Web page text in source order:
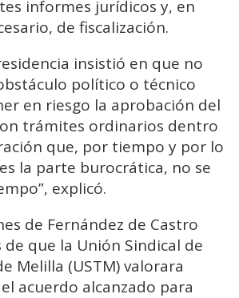
informes jurídicos y, en
de fiscalización.
insistió en que no
político o técnico
en riesgo la aprobación del
trámites ordinarios dentro
que, por tiempo y por lo
la parte burocrática, no se
explicó.
de Fernández de Castro
de que la Unión Sindical de
Melilla (USTM) valorara
acuerdo alcanzado para